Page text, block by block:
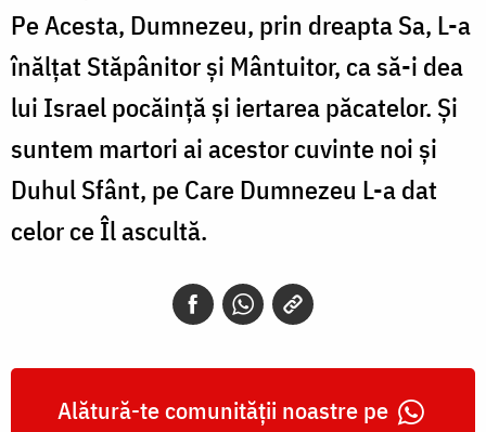
Pe Acesta, Dumnezeu, prin dreapta Sa, L-a
înălțat Stăpânitor și Mântuitor, ca să-i dea
lui Israel pocăință și iertarea păcatelor. Și
suntem martori ai acestor cuvinte noi și
Duhul Sfânt, pe Care Dumnezeu L-a dat
celor ce Îl ascultă.
Alătură-te comunității noastre pe